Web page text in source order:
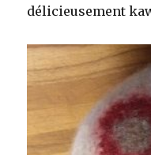
délicieusement